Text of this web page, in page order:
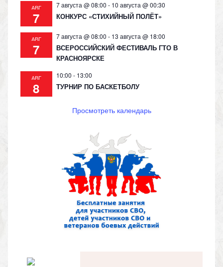
АВГ
7
7 августа @ 08:00 - 10 августа @ 00:30
КОНКУРС «СТИХИЙНЫЙ ПОЛЁТ»
АВГ
7
7 августа @ 08:00 - 13 августа @ 18:00
ВСЕРОССИЙСКИЙ ФЕСТИВАЛЬ ГТО В
КРАСНОЯРСКЕ
АВГ
8
10:00 - 13:00
ТУРНИР ПО БАСКЕТБОЛУ
Просмотреть календарь